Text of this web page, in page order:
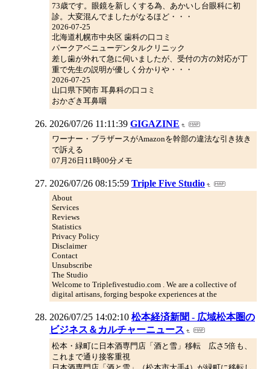
73歳です。眼鏡を新しくする為、あかいし台眼科に初
診。大変混んでましたがなるほど・・・
2026-07-25
北海道札幌市中央区 歯科の口コミ
パークアベニューデンタルクリニック
差し歯が外れて急に伺いましたが、受付の方の対応が丁
重で先生の説明が優しく分かりや・・・
2026-07-25
山口県下関市 耳鼻科の口コミ
おかざき耳鼻咽
2026/07/26 11:11:39 GIGAZINE
ワーナー・ブラザースがAmazonを幹部の違法な引き抜き
で訴える
07月26日11時00分メモ
2026/07/26 08:15:59 Triple Five Studio
About
Services
Reviews
Statistics
Privacy Policy
Disclaimer
Contact
Unsubscribe
The Studio
Welcome to Triplefivestudio.com . We are a collective of
digital artisans, forging bespoke experiences at the
2026/07/25 14:02:10 松本経済新聞 - 広域松本圏の
ビジネス＆カルチャーニュース
松本・緑町に日本酒専門店「酒と雪」移転 広さ5倍も、
これまで通り接客重視